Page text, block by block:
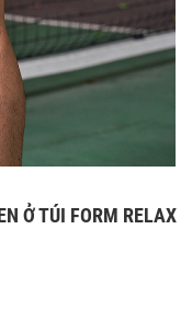
Ở TÚI FORM RELAX